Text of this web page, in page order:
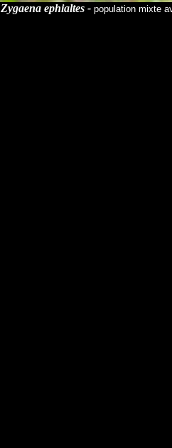
Zygaena ephialtes - population mixte